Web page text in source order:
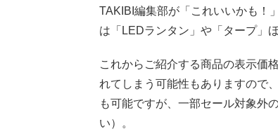
TAKIBI編集部が「これいいかも！
は「LEDランタン」や「タープ」
これからご紹介する商品の表示価
れてしまう可能性もありますので
も可能ですが、一部セール対象外
い）。